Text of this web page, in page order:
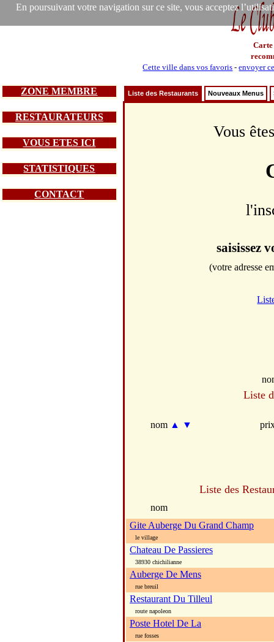
En poursuivant votre navigation sur ce site, vous acceptez
Carte
Cette ville dans vos favoris -envoyer
ZONE MEMBRE
RESTAURATEURS
VOUS ETES ICI
STATISTIQUES
CONTACT
Liste des Restaurants Nouveaux Menus
Vous
saisissez
(votre adresse
Liste
nom ▲ ▼
Liste des
nom
Gite Auberge Du Grand Champ
le village
Chateau De Passieres
38930 chichilianne
Auberge De Mens
rue breuil
Restaurant Du Tilleul
route napoleon
Poste Hotel De La
rue fosses